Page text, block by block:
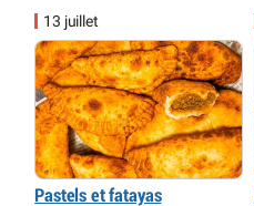
13 juillet
Pastels et fatayas